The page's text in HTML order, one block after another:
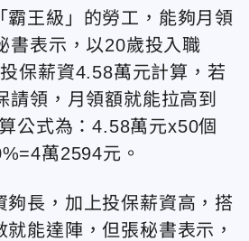
霸王級」的勞工，能夠月領
書表示，以20歲投入職
保薪資4.58萬元計算，若
請領，月領額就能拉高到
公式為：4.58萬元x50個
萬2594元。
夠長，加上投保薪資高，搭
能達陣，但張秘書表示，